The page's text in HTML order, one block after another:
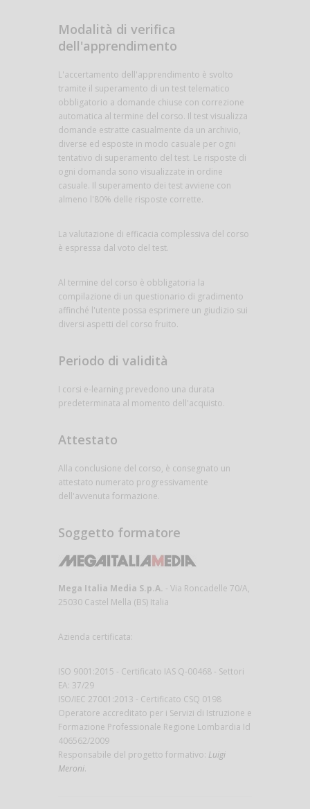
Modalità di verifica
dell'apprendimento
L'accertamento dell'apprendimento è svolto
tramite il superamento di un test telematico
obbligatorio a domande chiuse con correzione
automatica al termine del corso. Il test visualizza
domande estratte casualmente da un archivio,
diverse ed esposte in modo casuale per ogni
tentativo di superamento del test. Le risposte di
ogni domanda sono visualizzate in ordine
casuale. Il superamento dei test avviene con
almeno l'80% delle risposte corrette.
La valutazione di efficacia complessiva del corso
è espressa dal voto del test.
Al termine del corso è obbligatoria la
compilazione di un questionario di gradimento
affinché l'utente possa esprimere un giudizio sui
diversi aspetti del corso fruito.
Periodo di validità
I corsi e-learning prevedono una durata
predeterminata al momento dell'acquisto.
Attestato
Alla conclusione del corso, è consegnato un
attestato numerato progressivamente
dell'avvenuta formazione.
Soggetto formatore
Mega Italia Media S.p.A. - Via Roncadelle 70/A,
25030 Castel Mella (BS) Italia
Azienda certificata:
ISO 9001:2015 - Certificato IAS Q-00468 - Settori
EA: 37/29
ISO/IEC 27001:2013 - Certificato CSQ 0198
Operatore accreditato per i Servizi di Istruzione e
Formazione Professionale Regione Lombardia Id
406562/2009
Responsabile del progetto formativo: Luigi
Meroni.